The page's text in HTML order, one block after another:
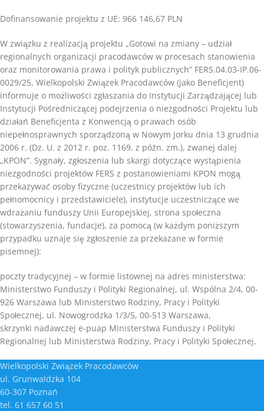
Dofinansowanie projektu z UE: 966 146,67 PLN
W związku z realizacją projektu „Gotowi na zmiany – udział
regionalnych organizacji pracodawców w procesach stanowienia
oraz monitorowania prawa i polityk publicznych” FERS.04.03-IP.06-
0029/25, Wielkopolski Związek Pracodawców (jako Beneficjent)
informuje o możliwości zgłaszania do Instytucji Zarządzającej lub
Instytucji Pośredniczącej podejrzenia o niezgodności Projektu lub
działań Beneficjenta z Konwencją o prawach osób
niepełnosprawnych sporządzoną w Nowym Jorku dnia 13 grudnia
2006 r. (Dz. U. z 2012 r. poz. 1169, z późn. zm.), zwanej dalej
„KPON”. Sygnały, zgłoszenia lub skargi dotyczące wystąpienia
niezgodności projektów FERS z postanowieniami KPON mogą
przekazywać osoby fizyczne (uczestnicy projektów lub ich
pełnomocnicy i przedstawiciele), instytucje uczestniczące we
wdrażaniu funduszy Unii Europejskiej, strona społeczna
(stowarzyszenia, fundacje), za pomocą (w każdym poniższym
przypadku uznaje się zgłoszenie za przekazane w formie
pisemnej):
poczty tradycyjnej – w formie listownej na adres ministerstwa:
Ministerstwo Funduszy i Polityki Regionalnej, ul. Wspólna 2/4, 00-
926 Warszawa lub Ministerstwo Rodziny, Pracy i Polityki
Społecznej, ul. Nowogrodzka 1/3/5, 00-513 Warszawa,
skrzynki nadawczej e-puap Ministerstwa Funduszy i Polityki
Regionalnej lub Ministerstwa Rodziny, Pracy i Polityki Społecznej.
Wielkopolski Związek Pracodawców
ul. Grunwaldzka 104
60-307 Poznań
tel. 61 657 60 51